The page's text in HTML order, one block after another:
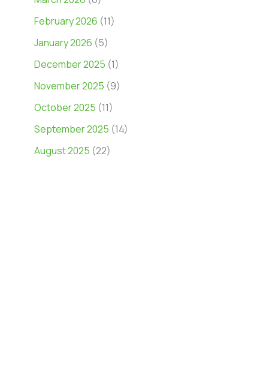
February 2026 (11)
January 2026 (5)
December 2025 (1)
November 2025 (9)
October 2025 (11)
September 2025 (14)
August 2025 (22)